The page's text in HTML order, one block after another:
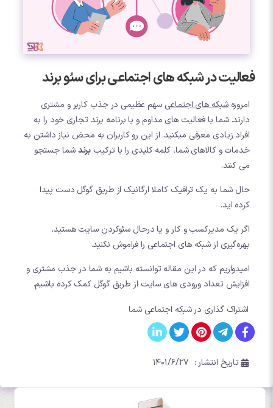
فعالیت در شبکه های اجتماعی برای سئو برند
امروزهشبکه های اجتماعی سهم عظیمی در جذب کاربر و مشتری
دارند. شما با فعالیت های مداوم و با برنامه برند تجاری خود را به
افراد زیادی معرفی میکنید. از این رو کاربران به محض نیاز داشتن به
خدمات و کالاهای شما، کلمه کلیدی را با ترکیب برندشما جستجو
می کنند.
حال شما به یک ترافیک کاملا ارگانیک از طریق گوگل دست پیدا
کرده اید.
اگر یک مدیرکسب و کار و یا درحال سئوکردن سایت هستید،
بهره‌گیری از شبکه های اجتماعی را فراموش نکنید.
امیدواریم که در این مقاله توانسته باشیم به شما در جذب مشتری و
افزایش تعداد ورودی های سایت از طریق گوگل کمک کرده باشیم.
اشتراک گذاری در شبکه اجتماعی شما
تاریخ انتشار : ۱۴۰۱/۶/۲۷